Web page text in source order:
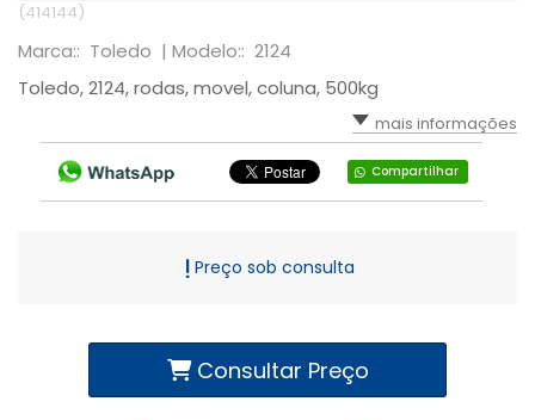
(414144)
Marca:: Toledo | Modelo:: 2124
Toledo, 2124, rodas, movel, coluna, 500kg
mais informações
Compartilhar
Preço sob consulta
Consultar Preço